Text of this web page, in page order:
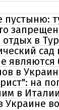
пустыню:
в
в
на
в
Украине